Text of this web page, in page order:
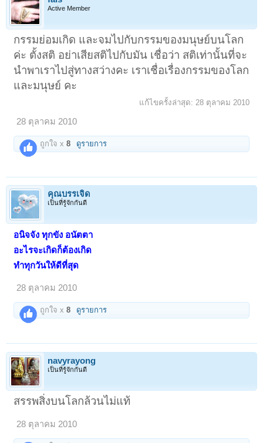
Active Member
กรรมย่อมเกิด และจมไปกับกรรมของมนุษย์บนโลก
ค่ะ ตั้งสติ อย่าเสียสติไปกับมัน เชื่อว่า สติเท่านั้นที่จะ
นำพาเราไปสู่ทางสว่างคะ เราเชื่อเรื่องกรรมของโลก
และมนุษย์ คะ
แก้ไขครั้งล่าสุด: 28 ตุลาคม 2010
28 ตุลาคม 2010
ถูกใจ x8 ดูรายการ
คุณบรรเจิด
เป็นที่รู้จักกันดี
อนิจจัง ทุกขัง อนัตตา
อะไรจะเกิดก็ต้องเกิด
ทำทุกวันให้ดีที่สุด
28 ตุลาคม 2010
ถูกใจ x8 ดูรายการ
navyrayong
เป็นที่รู้จักกันดี
สรรพสิ่งบนโลกล้วนไม่แท้
28 ตุลาคม 2010
2 ถัดไป >